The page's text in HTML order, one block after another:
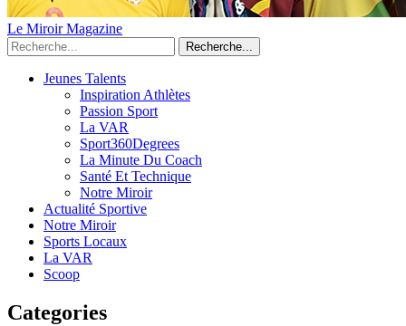
Le Miroir Magazine
Recherche...
Jeunes Talents
Inspiration Athlètes
Passion Sport
La VAR
Sport360Degrees
La Minute Du Coach
Santé Et Technique
Notre Miroir
Actualité Sportive
Notre Miroir
Sports Locaux
La VAR
Scoop
Categories